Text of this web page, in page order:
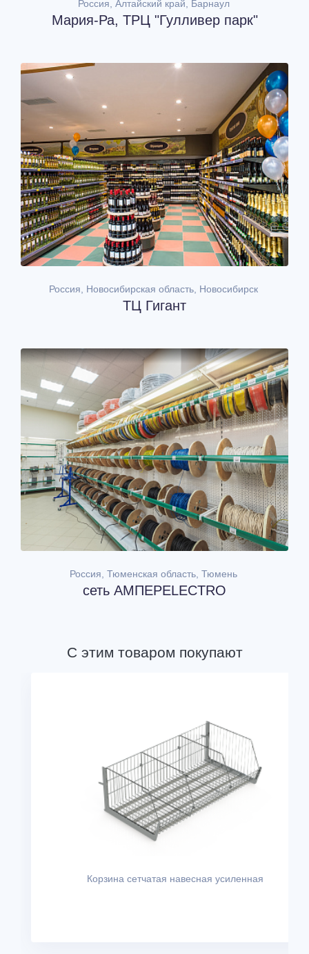
Россия, Алтайский край, Барнаул
Мария-Ра, ТРЦ "Гулливер парк"
Россия, Новосибирская область, Новосибирск
ТЦ Гигант
Россия, Тюменская область, Тюмень
сеть АМПЕРELECTRO
С этим товаром покупают
Корзина сетчатая навесная усиленная